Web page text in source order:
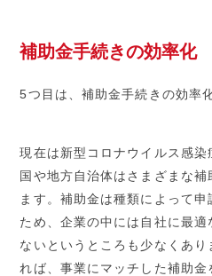
補助金手続きの効率化
5つ目は、補助金手続きの効率
現在は新型コロナウイルス感染
国や地方自治体はさまざまな
ます。補助金は種類によって
ため、企業の中には自社に最
ないというところも少なくあ
れば、事業にマッチした補助